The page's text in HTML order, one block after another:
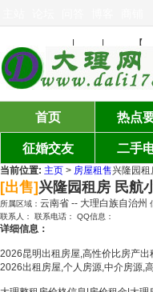
| | 【
首页 热点
征婚交友 二手
当前位置: 主页 > 房屋租售兴隆园租
[出售] 兴隆园租房 民航
所属区域： 云南省 -- 大理白族自治州
联系人：
联系电话： QQ信息：
详细信息：
2026昆明出租房屋,高性价比房产出
2026出租房屋,个人房源,中介房源,